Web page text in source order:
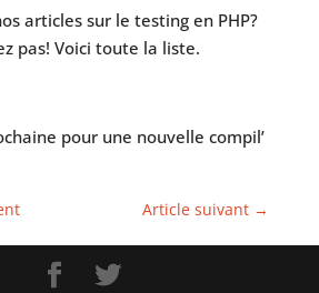
articles sur le testing en PHP?
pas! Voici toute la liste.
pour une nouvelle compil’
Article suivant →